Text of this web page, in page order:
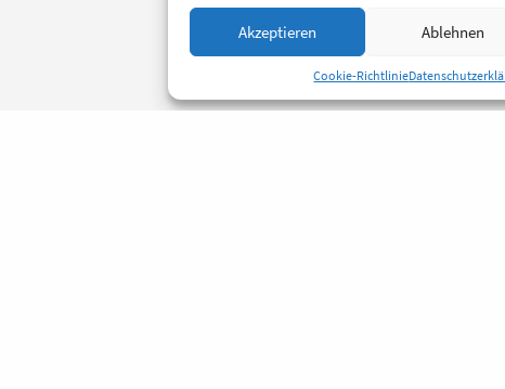
Akzeptieren Ablehnen
Cookie-Richtlinie